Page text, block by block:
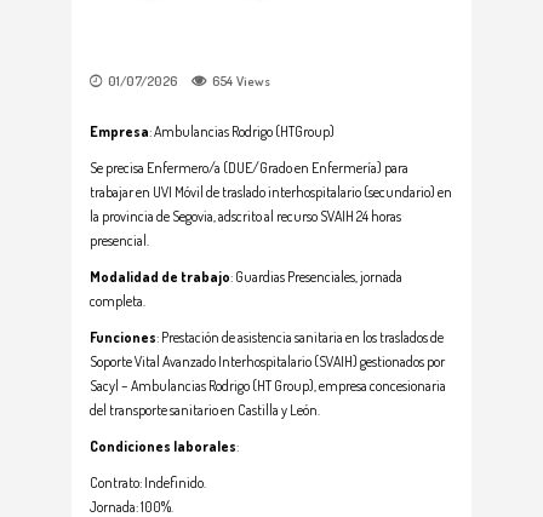
01/07/2026 654 Views
Empresa: Ambulancias Rodrigo (HTGroup)
Se precisa Enfermero/a (DUE/Grado en Enfermería) para
trabajar en UVI Móvil de traslado interhospitalario (secundario) en
la provincia de Segovia, adscrito al recurso SVAIH 24 horas
presencial.
Modalidad de trabajo: Guardias Presenciales, jornada
completa.
Funciones: Prestación de asistencia sanitaria en los traslados de
Soporte Vital Avanzado Interhospitalario (SVAIH) gestionados por
Sacyl – Ambulancias Rodrigo (HT Group), empresa concesionaria
del transporte sanitario en Castilla y León.
Condiciones laborales:
Contrato: Indefinido.
Jornada: 100%.